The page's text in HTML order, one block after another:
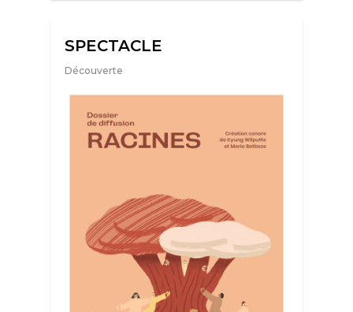
SPECTACLE
Découverte